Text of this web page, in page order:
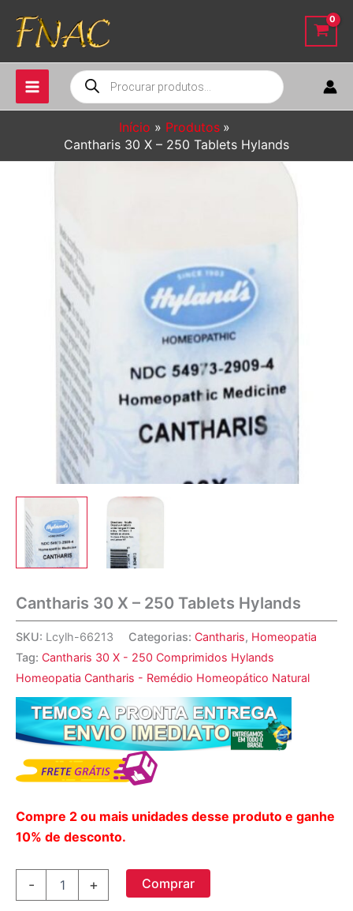
para
conteúdo
Pesquisar
produtos
Início
Produtos
Cantharis 30 X – 250 Tablets Hylands
Cantharis 30 X – 250 Tablets Hylands
SKU: Lcylh-66213 Categorias: Cantharis, Homeopatia
Tag: Cantharis 30 X - 250 Comprimidos Hylands
Homeopatia Cantharis - Remédio Homeopático Natural
Compre 2 ou mais unidades desse produto e ganhe
10% de desconto.
- + Comprar